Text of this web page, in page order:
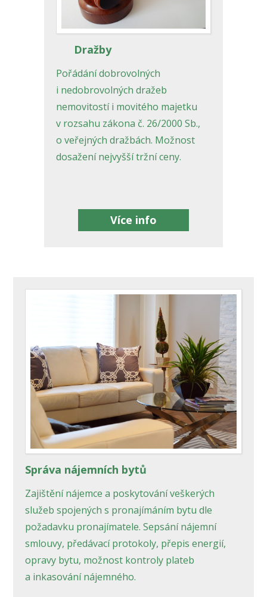
Dražby
Pořádání dobrovolných
i nedobrovolných dražeb
nemovitostí i movitého majetku
v rozsahu zákona č. 26/2000 Sb.,
o veřejných dražbách. Možnost
dosažení nejvyšší tržní ceny.
Více info
Správa nájemních bytů
Zajištění nájemce a poskytování veškerých
služeb spojených s pronajímáním bytu dle
požadavku pronajímatele. Sepsání nájemní
smlouvy, předávací protokoly, přepis energií,
opravy bytu, možnost kontroly plateb
a inkasování nájemného.